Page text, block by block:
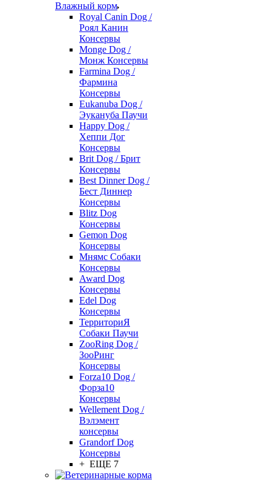
Влажный корм
Royal Canin Dog /
Роял Канин
Консервы
Monge Dog /
Монж Консервы
Farmina Dog /
Фармина
Консервы
Eukanuba Dog /
Эукануба Паучи
Happy Dog /
Хеппи Дог
Консервы
Brit Dog / Брит
Консервы
Best Dinner Dog /
Бест Диннер
Консервы
Blitz Dog
Консервы
Gemon Dog
Консервы
Мнямс Собаки
Консервы
Award Dog
Консервы
Edel Dog
Консервы
ТерриториЯ
Собаки Паучи
ZooRing Dog /
ЗооРинг
Консервы
Forza10 Dog /
Форза10
Консервы
Wellement Dog /
Вэлэмент
консервы
Grandorf Dog
Консервы
+ ЕЩЕ 7